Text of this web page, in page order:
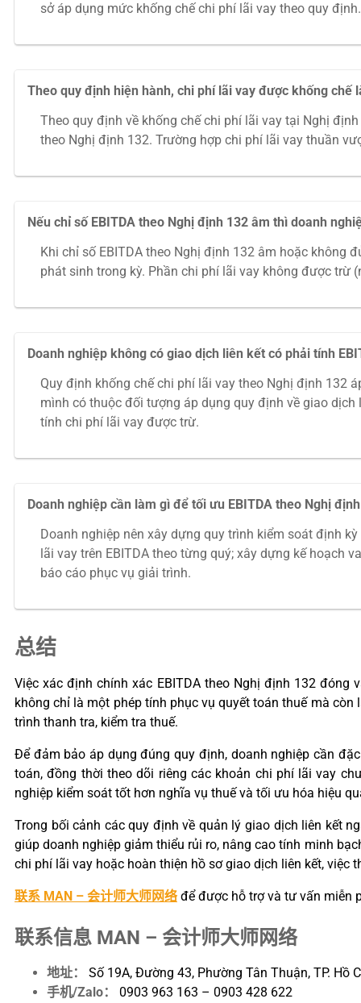
sở áp dụng mức khống chế chi phí lãi vay theo quy định.
Theo quy định hiện hành, chi phí lãi vay được khống chế
Theo quy định về khống chế chi phí lãi vay tại Nghị
theo Nghị định 132. Trường hợp chi phí lãi vay thuần
Nếu chỉ số EBITDA theo Nghị định 132 âm thì doanh
Khi chỉ số EBITDA theo Nghị định 132 âm hoặc không
phát sinh trong kỳ. Phần chi phí lãi vay không được trừ
Doanh nghiệp không có giao dịch liên kết có phải tính
Quy định khống chế chi phí lãi vay theo Nghị định 132
mình có thuộc đối tượng áp dụng quy định về giao
tính chi phí lãi vay được trừ.
Doanh nghiệp cần làm gì để tối ưu EBITDA theo Nghị
Doanh nghiệp nên xây dựng quy trình kiểm soát định
lãi vay trên EBITDA theo từng quý; xây dựng kế hoạch
báo cáo phục vụ giải trình.
总结
Việc xác định chính xác EBITDA theo Nghị định 132
không chỉ là một phép tính phục vụ quyết toán thuế mà
trình thanh tra, kiểm tra thuế.
Để đảm bảo áp dụng đúng quy định, doanh nghiệp cần
toán, đồng thời theo dõi riêng các khoản chi phí lãi vay
nghiệp kiểm soát tốt hơn nghĩa vụ thuế và tối ưu hóa hiệu
Trong bối cảnh các quy định về quản lý giao dịch liên kết
giúp doanh nghiệp giảm thiểu rủi ro, nâng cao tính minh
chi phí lãi vay hoặc hoàn thiện hồ sơ giao dịch liên kết, việc
联系 MAN – 会计师大师网络 để được hỗ trợ và tư vấn miễn
联系信息 MAN – 会计师大师网络
地址：
Số 19A, Đường 43, Phường Tân Thuận, TP. Hồ
手机/Zalo：
0903 963 163 – 0903 428 622